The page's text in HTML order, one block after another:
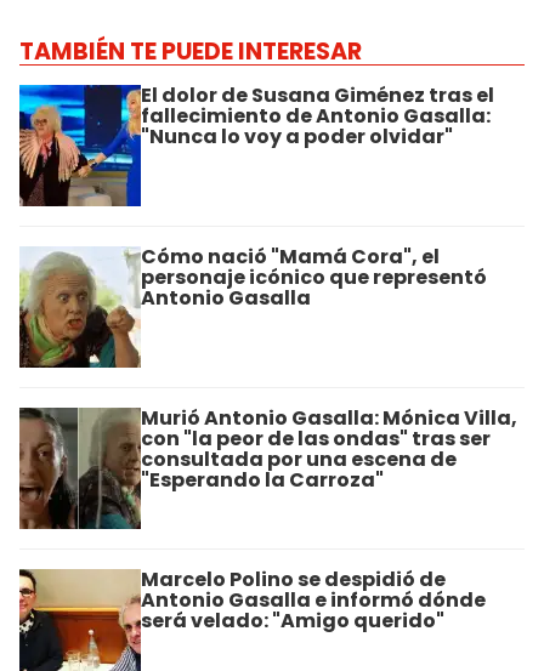
TAMBIÉN TE PUEDE INTERESAR
El dolor de Susana Giménez tras el
fallecimiento de Antonio Gasalla:
"Nunca lo voy a poder olvidar"
Cómo nació "Mamá Cora", el
personaje icónico que representó
Antonio Gasalla
Murió Antonio Gasalla: Mónica Villa,
con "la peor de las ondas" tras ser
consultada por una escena de
"Esperando la Carroza"
Marcelo Polino se despidió de
Antonio Gasalla e informó dónde
será velado: "Amigo querido"